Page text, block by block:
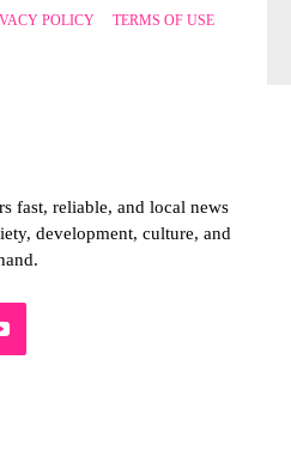
POLICY
TERMS OF USE
fast, reliable, and local news
development, culture, and